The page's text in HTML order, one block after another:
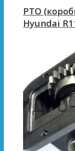
PTO
Hyundai